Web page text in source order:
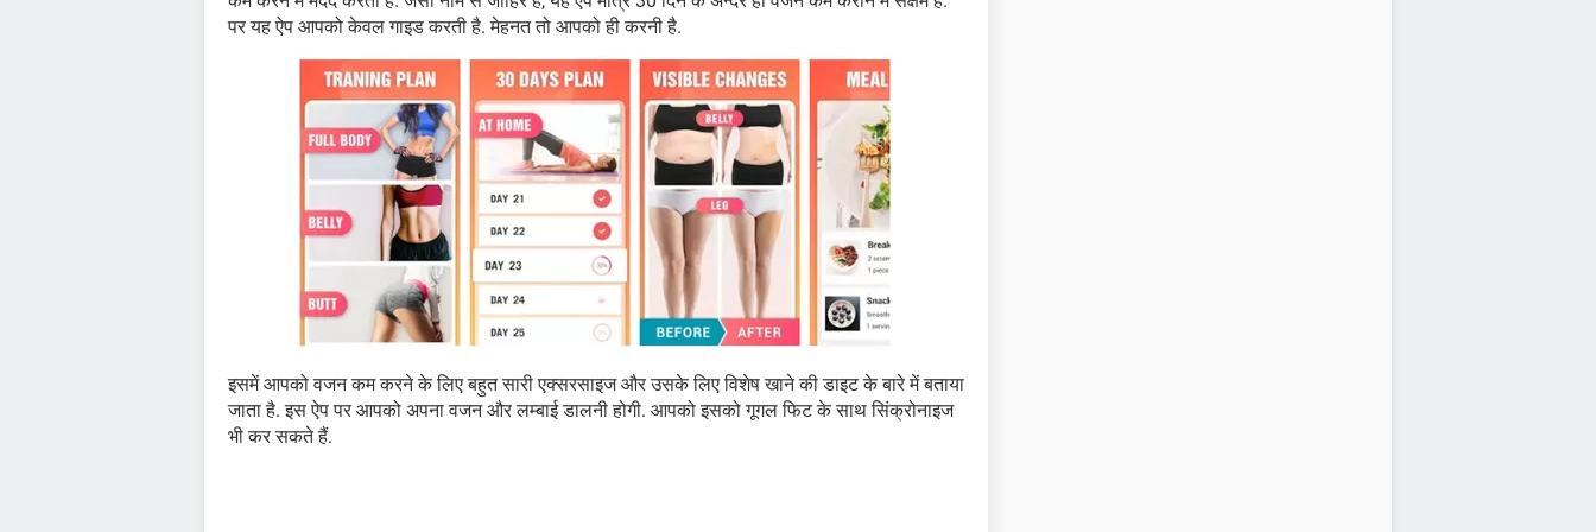
पर यह ऐप आपको केवल गाइड करती है. मेहनत तो आपको ही करनी है.
इसमें आपको वजन कम करने के लिए बहुत सारी एक्सरसाइज और उसके लिए विशेष खाने की डाइट के बारे में बताया
जाता है. इस ऐप पर आपको अपना वजन और लम्बाई डालनी होगी. आपको इसको गूगल फिट के साथ सिंक्रोनाइज
भी कर सकते हैं.